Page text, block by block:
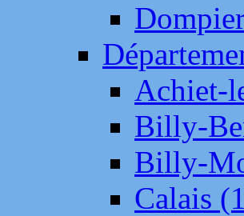
Achiet-
Billy-
Billy-
Calais